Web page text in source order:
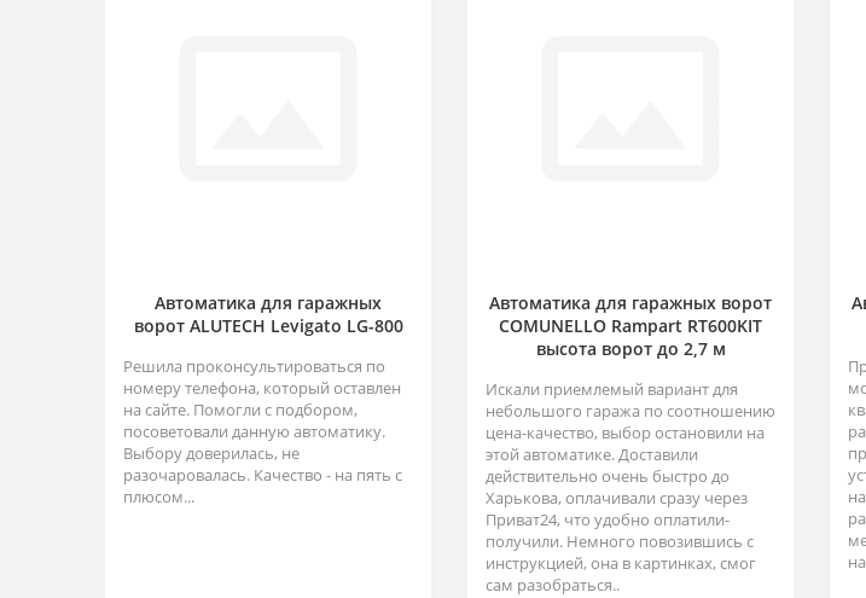
Автоматика для гаражных
ворот ALUTECH Levigato LG-800
Решила проконсультироваться по
номеру телефона, который оставлен
на сайте. Помогли с подбором,
посоветовали данную автоматику.
Выбору доверилась, не
разочаровалась. Качество - на пять с
плюсом...
Автоматика для гаражных ворот
COMUNELLO Rampart RT600KIT
высота ворот до 2,7 м
Искали приемлемый вариант для
небольшого гаража по соотношению
цена-качество, выбор остановили на
этой автоматике. Доставили
действительно очень быстро до
Харькова, оплачивали сразу через
Приват24, что удобно оплатили-
получили. Немного повозившись с
инструкцией, она в картинках, смог
сам разобраться..